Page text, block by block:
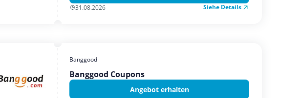
31.08.2026 Siehe Details
Banggood
Banggood Coupons
Angebot erhalten